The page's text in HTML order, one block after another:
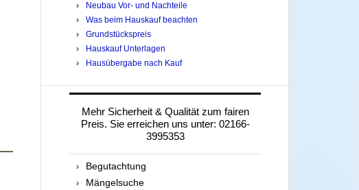
Neubau Vor- und Nachteile
Was beim Hauskauf beachten
Grundstückspreis
Hauskauf Unterlagen
Hausübergabe nach Kauf
Mehr Sicherheit & Qualität zum fairen
Preis. Sie erreichen uns unter: 02166-
3995353
Begutachtung
Mängelsuche